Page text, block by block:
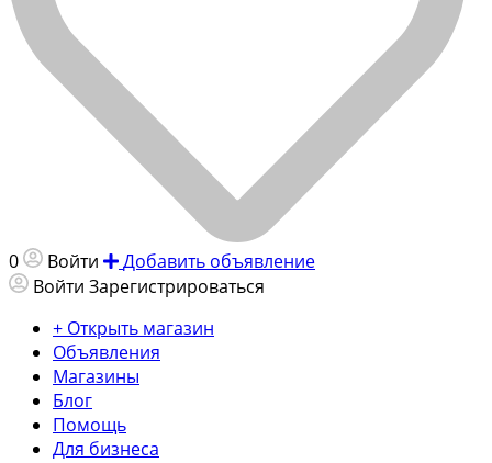
0 Войти
Добавить объявление
Войти Зарегистрироваться
+ Открыть магазин
Объявления
Магазины
Блог
Помощь
Для бизнеса